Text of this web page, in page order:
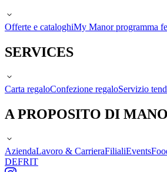
Offerte e cataloghiMy Manor programma
SERVICES
Carta regaloConfezione regaloServizio
A PROPOSITO DI
AziendaLavoro & CarrieraFilialiEvents
DEFRIT